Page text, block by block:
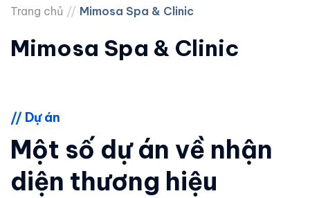
Trang chủ // Mimosa Spa & Clinic
Mimosa Spa & Clinic
// Dự án
Một số dự án về nhận
diện thương hiệu